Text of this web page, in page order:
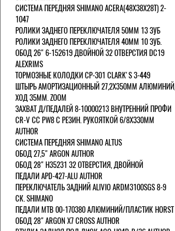
СИСТЕМА ПЕРЕДНЯЯ SHIMANO ACERA(48Х38Х28Т) 2-
1047
РОЛИКИ ЗАДНЕГО ПЕРЕКЛЮЧАТЕЛЯ 50ММ 13 ЗУБ
РОЛИКИ ЗАДНЕГО ПЕРЕКЛЮЧАТЕЛЯ 40ММ 10 ЗУБ.
ОБОД 26" 6-152619 ДВОЙНОЙ 32 ОТВЕРСТИЯ DC19
ALEXRIMS
ТОРМОЗНЫЕ КОЛОДКИ CP-301 CLARK'S 3-449
ШТЫРЬ АМОРТИЗАЦИОННЫЙ 27,2Х350ММ АЛЮМИНИЙ,
ХОД 35ММ. ZOOM
ЗАХВАТ Д/ПЕДАЛЕЙ 8-10000213 ВНУТРЕННИЙ ПРОФИ
CR-V CC PW8 С РЕЗИН. РУКОЯТКОЙ 6/8X330ММ
AUTHOR
СИСТЕМА ПЕРЕДНЯЯ SHIMANO ALTUS
ОБОД 27,5" ARGON AUTHOR
ОБОД 28" H35231 32 ОТВЕРСТИЯ, ДВОЙНОЙ
ПЕДАЛИ APD-427-ALU AUTHOR
ПЕРЕКЛЮЧАТЕЛЬ ЗАДНИЙ ALIVIO ARDM3100SGS 8-9
СК. SHIMANO
ПЕДАЛИ MTB 00-170380 АЛЮМИНИЙ/ПЛАСТИК HORST
ОБОД 28" ARGON X7 CROSS AUTHOR